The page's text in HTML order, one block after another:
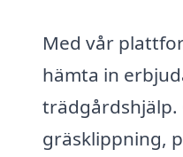
Med vår
hämta in
trädgårdshjälp.
gräsklippning,